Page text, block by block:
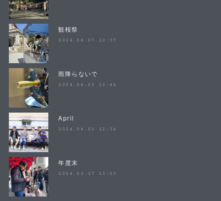
観桜祭
2024.04.07 12:37
雨降らないで
2024.04.03 12:46
April
2024.04.01 12:34
年度末
2024.03.17 13:03